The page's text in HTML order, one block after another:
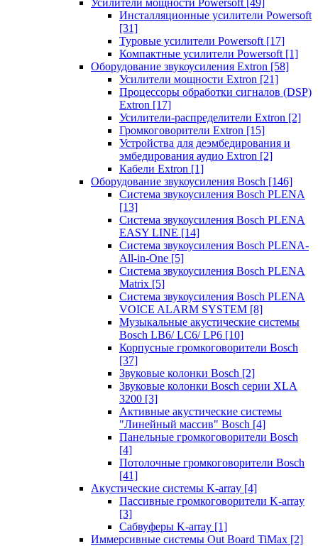
Усилители мощности Powersoft [49]
Инсталляционные усилители Powersoft
[31]
Туровые усилители Powersoft [17]
Компактные усилители Powersoft [1]
Оборудование звукоусиления Extron [58]
Усилители мощности Extron [21]
Процессоры обработки сигналов (DSP)
Extron [17]
Усилители-распределители Extron [2]
Громкоговорители Extron [15]
Устройства для деэмбедирования и
эмбедирования аудио Extron [2]
Кабели Extron [1]
Оборудование звукоусиления Bosch [146]
Система звукоусиления Bosch PLENA
[13]
Система звукоусиления Bosch PLENA
EASY LINE [14]
Система звукоусиления Bosch PLENA-
All-in-One [5]
Система звукоусиления Bosch PLENA
Matrix [5]
Система звукоусиления Bosch PLENA
VOICE ALARM SYSTEM [8]
Музыкальные акустические системы
Bosch LB6/ LC6/ LP6 [10]
Корпусные громкоговорители Bosch
[37]
Звуковые колонки Bosch [2]
Звуковые колонки Bosch серии XLA
3200 [3]
Активные акустические системы
"Линейный массив" Bosch [4]
Панельные громкоговорители Bosch
[4]
Потолочные громкоговорители Bosch
[41]
Акустические системы K-array [4]
Пассивные громкоговорители K-array
[3]
Сабвуферы K-array [1]
Иммерсивные системы Out Board TiMax [2]